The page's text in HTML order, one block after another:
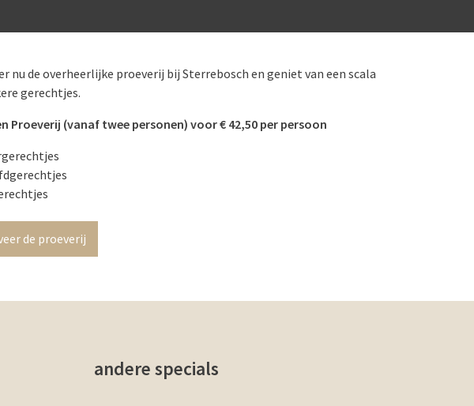
nu de overheerlijke proeverij bij Sterrebosch en geniet van een scala
gerechtjes.
Proeverij (vanaf twee personen) voor € 42,50 per persoon
de proeverij
andere specials